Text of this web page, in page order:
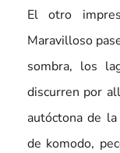
El otro
Maravilloso
sombra, los
discurren por
autóctona de
de komodo,